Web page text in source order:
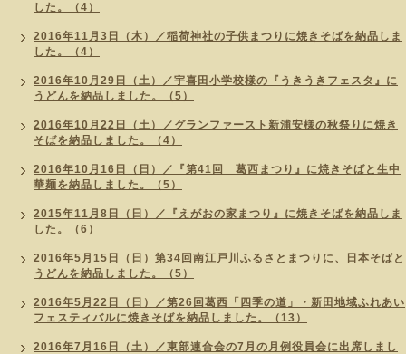
した。（4）
2016年11月3日（木）／稲荷神社の子供まつりに焼きそばを納品しま
した。（4）
2016年10月29日（土）／宇喜田小学校様の『うきうきフェスタ』に
うどんを納品しました。（5）
2016年10月22日（土）／グランファースト新浦安様の秋祭りに焼き
そばを納品しました。（4）
2016年10月16日（日）／『第41回 葛西まつり』に焼きそばと生中
華麺を納品しました。（5）
2015年11月8日（日）／『えがおの家まつり』に焼きそばを納品しま
した。（6）
2016年5月15日（日）第34回南江戸川ふるさとまつりに、日本そばと
うどんを納品しました。（5）
2016年5月22日（日）／第26回葛西「四季の道」・新田地域ふれあい
フェスティバルに焼きそばを納品しました。（13）
2016年7月16日（土）／東部連合会の7月の月例役員会に出席しまし